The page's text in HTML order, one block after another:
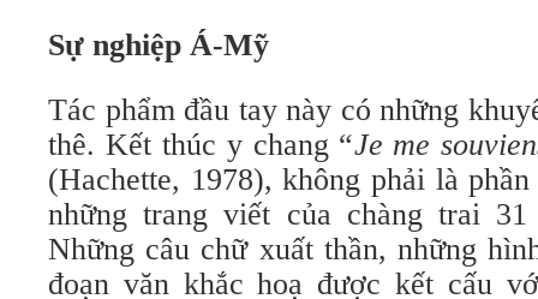
Sự nghiệp Á-Mỹ
Tác phẩm đầu tay này có những
thê. Kết thúc y chang “Je me
(Hachette, 1978), không phải là
những trang viết của chàng trai
Những câu chữ xuất thần, những
đoạn văn khắc hoạ được kết cấu